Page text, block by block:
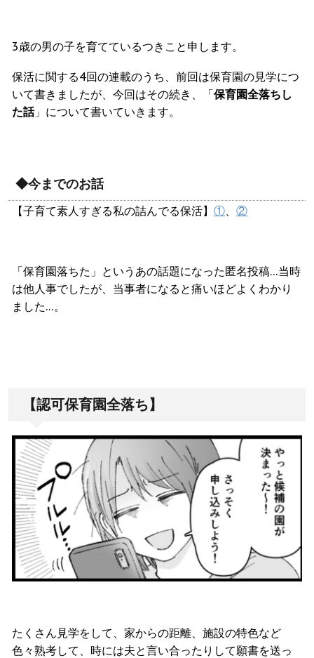
3歳の男の子を育てているつきこと申します。
保活に関する4回の連載のうち、前回は保育園の見学につ
いて書きましたが、今回はその続き、「保育園全落ちし
た話」について書いていきます。
◆今までのお話
【子育て素人すぎる私の詰んでる保活】 ①、 ②
「保育園落ちた」というあの話題になった匿名投稿…当時
は他人事でしたが、当事者になると痛いほどよくわかり
ました…。
【認可保育園全落ち】
たくさん見学をして、家からの距離、施設の特色など
色々熟考して、時には夫と言い合ったりして願書を送っ